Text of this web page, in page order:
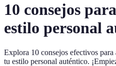
10 consejos
estilo personal
Explora 10 consejos efectivos
tu estilo personal auténtico.